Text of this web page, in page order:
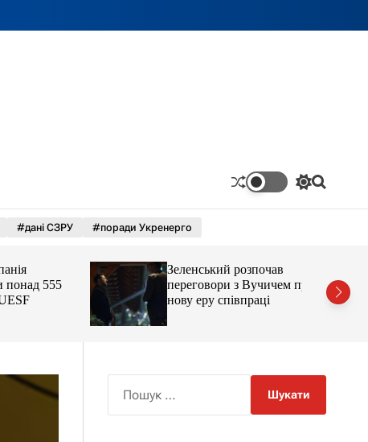
П
к
а
р
о
П
#дані СЗРУ #поради Укренерго
555
Зеленський розпочав
переговори з Вучичем про
нову еру співпраці